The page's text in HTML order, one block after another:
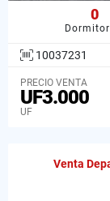
0
10037231
PRECIO VENTA
UF3.000
UF
Venta